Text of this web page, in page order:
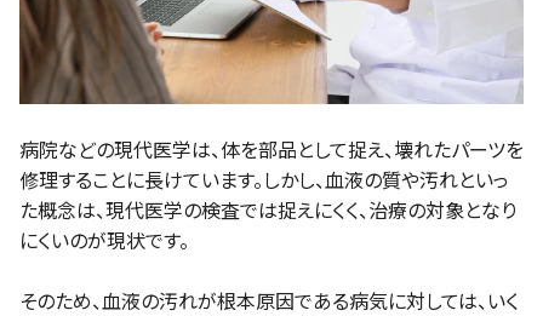
病院などの現代医学は、体を部品として捉え、壊れたパーツを
修理することに長けています。しかし、血液の質や汚れといっ
た概念は、現代医学の検査では捉えにくく、治療の対象となり
にくいのが現状です。
そのため、血液の汚れが根本原因である病気に対しては、いく